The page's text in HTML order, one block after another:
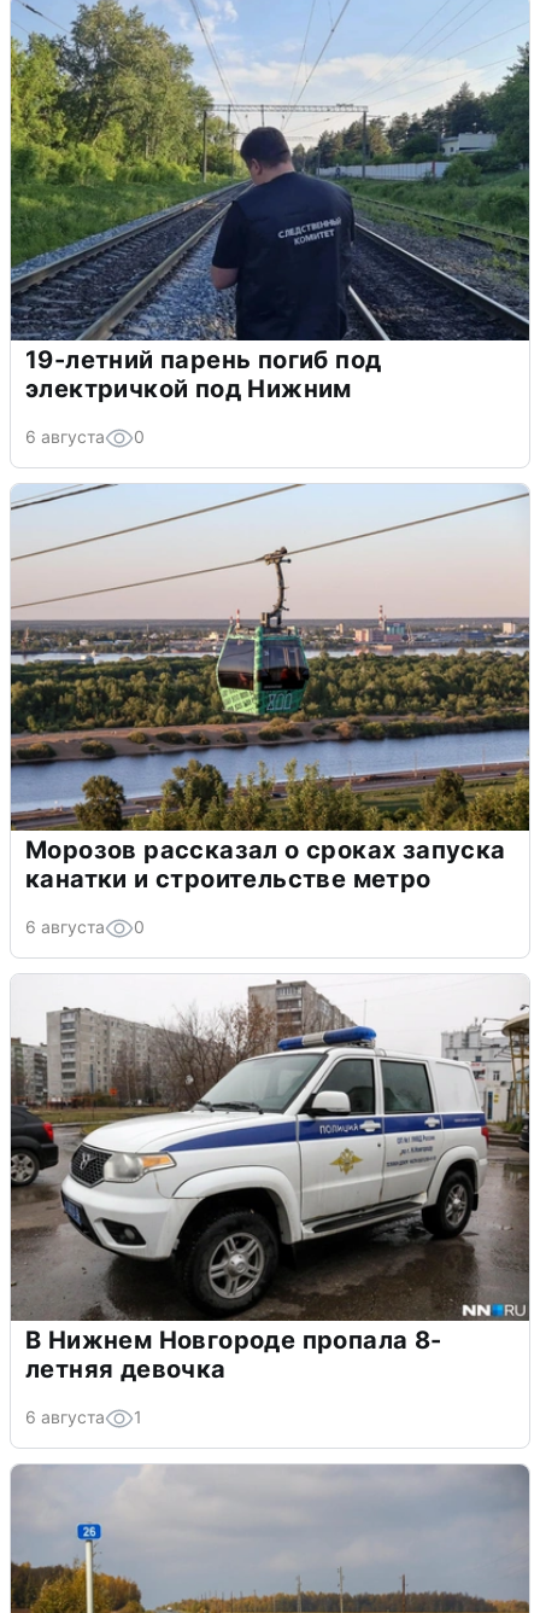
19-летний парень погиб под
электричкой под Нижним
6 августа 0
Морозов рассказал о сроках запуска
канатки и строительстве метро
6 августа 0
В Нижнем Новгороде пропала 8-
летняя девочка
6 августа 1